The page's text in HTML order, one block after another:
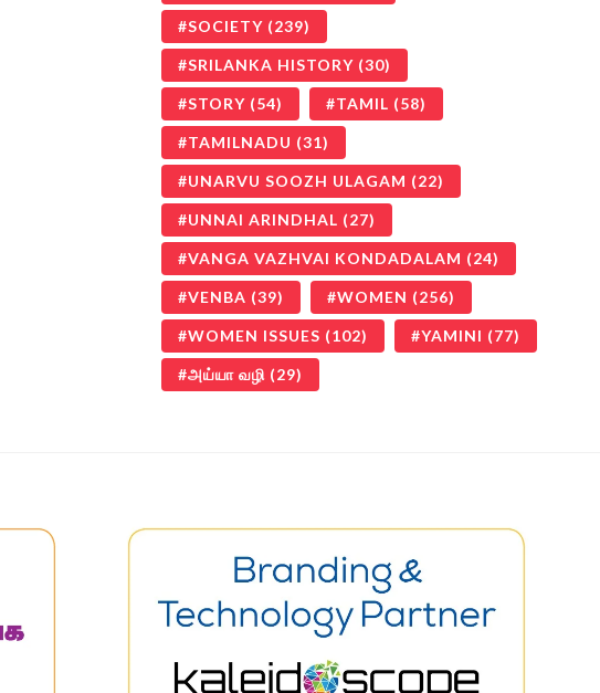
SOCIETY (239)
SRILANKA HISTORY (30)
STORY (54) TAMIL (58)
TAMILNADU (31)
UNARVU SOOZH ULAGAM (22)
UNNAI ARINDHAL (27)
VANGA VAZHVAI KONDADALAM (24)
VENBA (39) WOMEN (256)
WOMEN ISSUES (102) YAMINI (77)
அய்யா வழி (29)